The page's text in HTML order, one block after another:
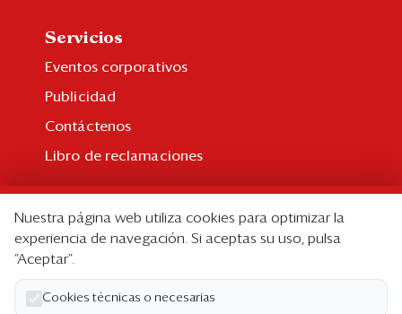
Servicios
Eventos corporativos
Publicidad
Contáctenos
Libro de reclamaciones
Suscripción individual
Paquetes corporativos
Edición Impresa
Nuestra página web utiliza cookies para optimizar la
experiencia de navegación. Si aceptas su uso, pulsa
“Aceptar”.
Cookies técnicas o necesarias